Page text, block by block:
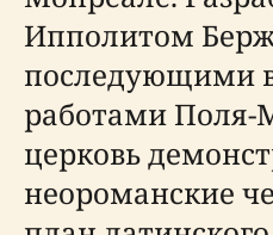
Ипполитом
последующими
работами Поля-
церковь
неороманские